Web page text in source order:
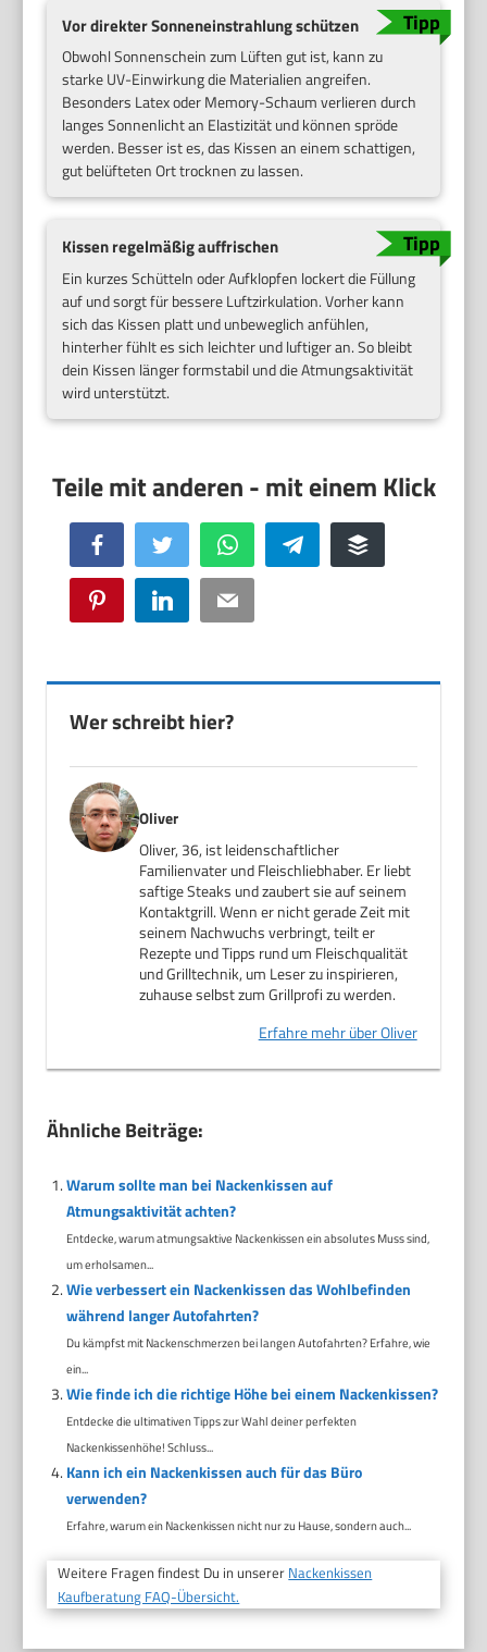
Vor direkter Sonneneinstrahlung schützen
Obwohl Sonnenschein zum Lüften gut ist, kann zu
starke UV-Einwirkung die Materialien angreifen.
Besonders Latex oder Memory-Schaum verlieren durch
langes Sonnenlicht an Elastizität und können spröde
werden. Besser ist es, das Kissen an einem schattigen,
gut belüfteten Ort trocknen zu lassen.
Kissen regelmäßig auffrischen
Ein kurzes Schütteln oder Aufklopfen lockert die Füllung
auf und sorgt für bessere Luftzirkulation. Vorher kann
sich das Kissen platt und unbeweglich anfühlen,
hinterher fühlt es sich leichter und luftiger an. So bleibt
dein Kissen länger formstabil und die Atmungsaktivität
wird unterstützt.
Facebook Twitter WhatsApp Telegram Buffer
Pinterest LinkedIn Email
Wer schreibt hier?
Oliver
Oliver, 36, ist leidenschaftlicher
Familienvater und Fleischliebhaber. Er liebt
saftige Steaks und zaubert sie auf seinem
Kontaktgrill. Wenn er nicht gerade Zeit mit
seinem Nachwuchs verbringt, teilt er
Rezepte und Tipps rund um Fleischqualität
und Grilltechnik, um Leser zu inspirieren,
zuhause selbst zum Grillprofi zu werden.
Erfahre mehr über Oliver
Ähnliche Beiträge:
Warum sollte man bei Nackenkissen auf
Atmungsaktivität achten?
Entdecke, warum atmungsaktive Nackenkissen ein absolutes Muss sind,
um erholsamen...
Wie verbessert ein Nackenkissen das Wohlbefinden
während langer Autofahrten?
Du kämpfst mit Nackenschmerzen bei langen Autofahrten? Erfahre, wie
ein...
Wie finde ich die richtige Höhe bei einem Nackenkissen?
Entdecke die ultimativen Tipps zur Wahl deiner perfekten
Nackenkissenhöhe! Schluss...
Kann ich ein Nackenkissen auch für das Büro
verwenden?
Erfahre, warum ein Nackenkissen nicht nur zu Hause, sondern auch...
Weitere Fragen findest Du in unserer Nackenkissen
Kaufberatung FAQ-Übersicht.